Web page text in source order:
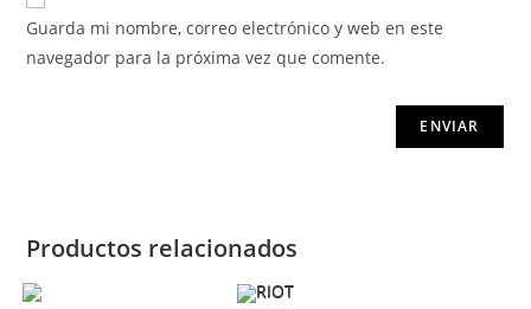
Guarda mi nombre, correo electrónico y web en este
navegador para la próxima vez que comente.
Productos relacionados